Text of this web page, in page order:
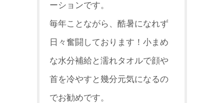
ーションです。
毎年ことながら、酷暑になれず
日々奮闘しております！小まめ
な水分補給と濡れタオルで顔や
首を冷やすと幾分元気になるの
でお勧めです。